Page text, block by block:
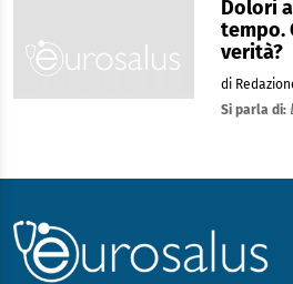
Dolori
tempo.
verità?
di
Si parla di: